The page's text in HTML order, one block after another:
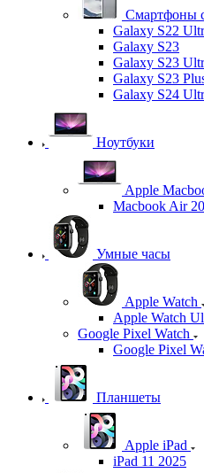
Смартфоны
Galaxy S22
Galaxy S23
Galaxy S23
Galaxy S23
Galaxy S24
Ноутбуки
Apple
Macbook Air
Умные часы
Apple Watch
Apple Watch
Google Pixel Watch
Google Pixel
Планшеты
Apple iPad
iPad 11 2025